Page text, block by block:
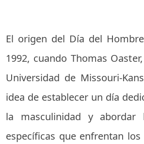
El origen del Día del
1992, cuando Thomas
Universidad de Missouri-
idea de establecer un día
la masculinidad y abordar
específicas que enfrentan